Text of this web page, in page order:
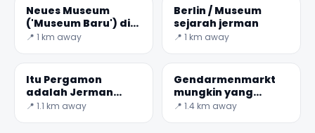
Neues Museum
('Museum Baru') di
Berlin
📍 1 km away
Berlin / Museum
sejarah jerman
📍 1 km away
Itu Pergamon
adalah Jerman
yang paling
📍 1.1 km away
Gendarmenmarkt
mungkin yang
paling megah Meter
📍 1.4 km away